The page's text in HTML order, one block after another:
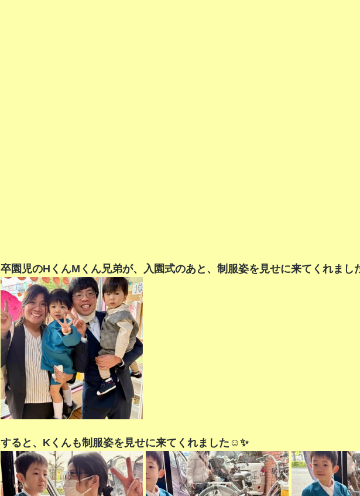
卒園児のHくんMくん兄弟が、入園式のあと、制服姿を見せに来てくれまし
すると、Kくんも制服姿を見せに来てくれました☺️✨